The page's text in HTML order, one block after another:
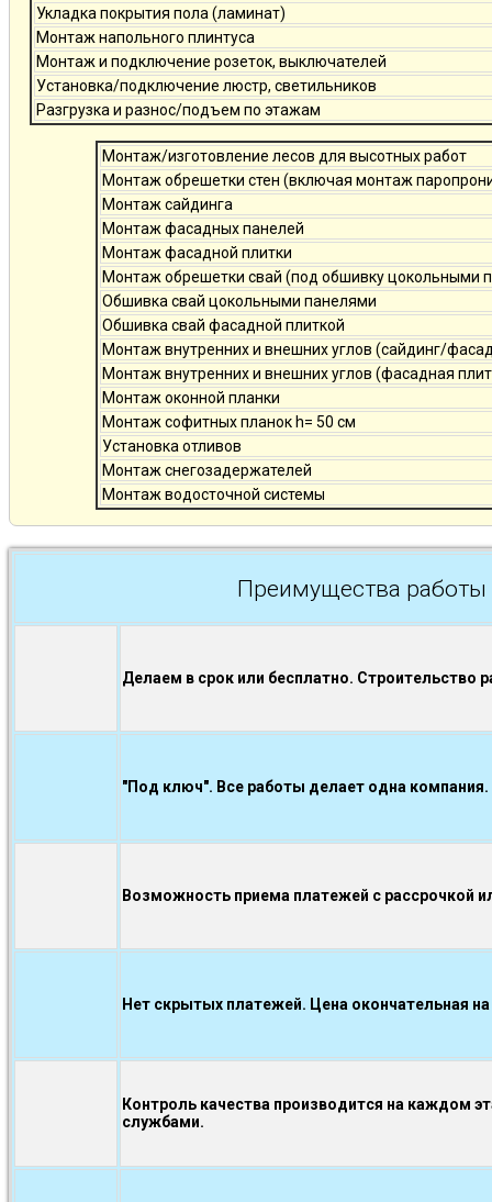
Укладка покрытия пола (ламинат)
Монтаж напольного плинтуса
Монтаж и подключение розеток, выключателей
Установка/подключение люстр, светильников
Разгрузка и разнос/подъем по этажам
Монтаж/изготовление лесов для высотных работ
Монтаж обрешетки стен (включая монтаж
Монтаж сайдинга
Монтаж фасадных панелей
Монтаж фасадной плитки
Монтаж обрешетки свай (под обшивку цокольными
Обшивка свай цокольными панелями
Обшивка свай фасадной плиткой
Монтаж внутренних и внешних углов (сайдинг/
Монтаж внутренних и внешних углов (фасадная
Монтаж оконной планки
Монтаж софитных планок h= 50 см
Установка отливов
Монтаж снегозадержателей
Монтаж водосточной системы
Преимущества
Делаем в срок или бесплатно. Строительство
"Под ключ". Все работы делает одна компания.
Возможность приема платежей с рассрочкой
Нет скрытых платежей. Цена окончательная
Контроль качества производится на каждом
службами.